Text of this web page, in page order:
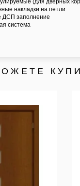
(для дверных
накладки на петли
ДСП заполнение
система